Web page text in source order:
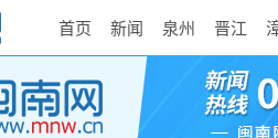
首页 新闻 泉州 晋江